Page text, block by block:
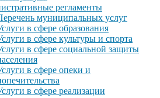
регламенты
муниципальных услуг
в сфере образования
в сфере культуры и спорта
в сфере социальной защиты
в сфере опеки и
в сфере реализации